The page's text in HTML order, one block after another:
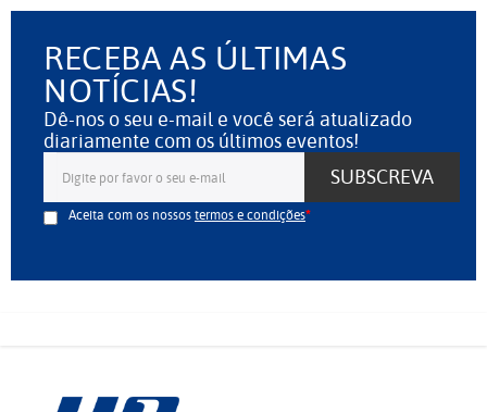
RECEBA AS ÚLTIMAS
NOTÍCIAS!
Dê-nos o seu e-mail e você será atualizado
diariamente com os últimos eventos!
SUBSCREVA
Aceita com os nossostermos e condições